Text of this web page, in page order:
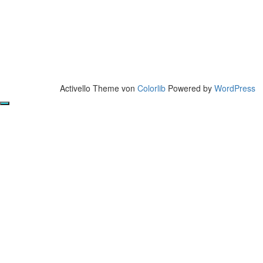
Activello Theme von Colorlib Powered by WordPress